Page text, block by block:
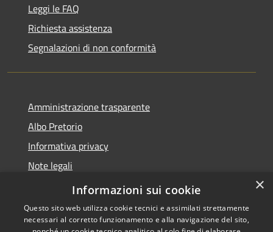
Leggi le FAQ
Richiesta assistenza
Segnalazioni di non conformità
Amministrazione trasparente
Albo Pretorio
Informativa privacy
Note legali
Dichiarazione di accessibilità
×
Informazioni sui cookie
Questo sito web utilizza cookie tecnici e assimilati strettamente
necessari al corretto funzionamento e alla navigazione del sito,